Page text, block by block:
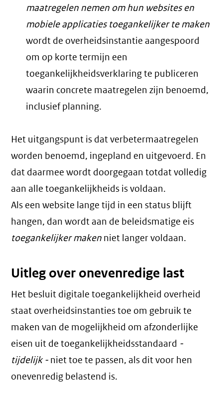
maatregelen nemen om hun websites en
mobiele applicaties toegankelijker te maken
wordt de overheidsinstantie aangespoord
om op korte termijn een
toegankelijkheidsverklaring te publiceren
waarin concrete maatregelen zijn benoemd,
inclusief planning.
Het uitgangspunt is dat verbetermaatregelen
worden benoemd, ingepland en uitgevoerd. En
dat daarmee wordt doorgegaan totdat volledig
aan alle toegankelijkheids is voldaan.
Als een website lange tijd in een status blijft
hangen, dan wordt aan de beleidsmatige eis
toegankelijker maken niet langer voldaan.
Uitleg over onevenredige last
Het besluit digitale toegankelijkheid overheid
staat overheidsinstanties toe om gebruik te
maken van de mogelijkheid om afzonderlijke
eisen uit de toegankelijkheidsstandaard -
tijdelijk - niet toe te passen, als dit voor hen
onevenredig belastend is.